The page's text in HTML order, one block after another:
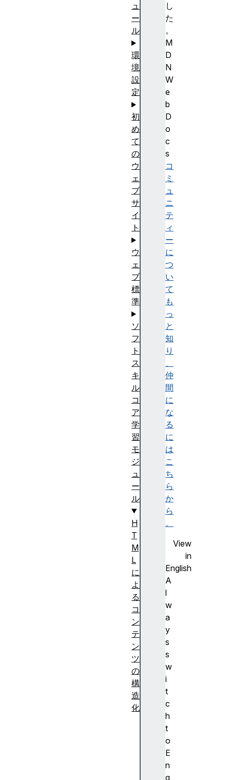
し
た
。
M
D
N
W
e
b
D
o
c
s
コ
ミ
ュ
ニ
テ
ィ
ー
に
つ
い
て
も
っ
と
知
り
、
仲
間
に
な
る
に
は
こ
ち
ら
か
ら
。
View
in
English
A
l
w
a
y
s
s
w
i
t
c
h
t
o
E
n
g
ュ
ー
ル
環
境
設
定
初
め
て
の
ウ
ェ
ブ
サ
イ
ト
ウ
ェ
ブ
標
準
ソ
フ
ト
ス
キ
ル
コ
ア
学
習
モ
ジ
ュ
ー
ル
H
T
M
L
に
よ
る
コ
ン
テ
ン
ツ
の
構
造
化